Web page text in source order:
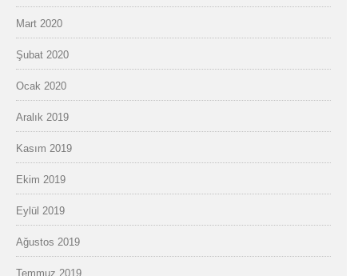
Mart 2020
Şubat 2020
Ocak 2020
Aralık 2019
Kasım 2019
Ekim 2019
Eylül 2019
Ağustos 2019
Temmuz 2019